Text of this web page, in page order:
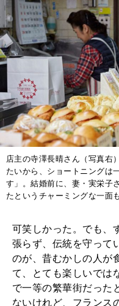
店主の寺澤長晴さん（写真右
たいから、ショートニングは
す」。結婚前に、妻・実栄子
たというチャーミングな一面も
可笑しかった。でも、
張らず、伝統を守って
のが、昔むかしの人が
て、とても楽しいでは
で一等の繁華街だった
ないけれど、フランス